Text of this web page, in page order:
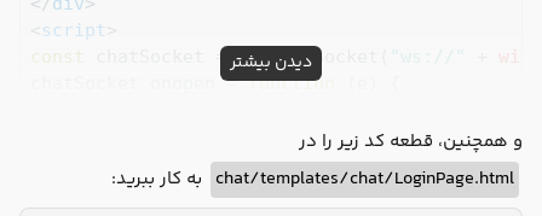
< script >
const chatSocket = new WebSocket( "ws://"
chatSocket.onopen = function
chatSocket.onclose = function (e) {
console.log(
"Something unexpected
دیدن بیشتر
و همچنین، قطعه کد زیر را در
chat/templates/chat/LoginPage.html به کار ببرید: